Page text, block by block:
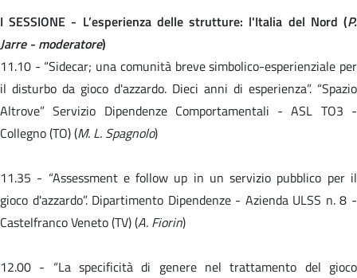
I SESSIONE - L’esperienza delle strutture: l'Italia del Nord (P.
Jarre - moderatore)
11.10 - “Sidecar; una comunità breve simbolico-esperienziale per
il disturbo da gioco d'azzardo. Dieci anni di esperienza”. “Spazio
Altrove” Servizio Dipendenze Comportamentali - ASL TO3 -
Collegno (TO) (M. L. Spagnolo)
11.35 - “Assessment e follow up in un servizio pubblico per il
gioco d'azzardo”. Dipartimento Dipendenze - Azienda ULSS n. 8 -
Castelfranco Veneto (TV) (A. Fiorin)
12.00 - “La specificità di genere nel trattamento del gioco